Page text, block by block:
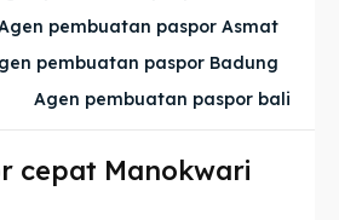
pembuatan paspor Asmat
pembuatan paspor Badung
Agen pembuatan paspor bali
cepat Manokwari